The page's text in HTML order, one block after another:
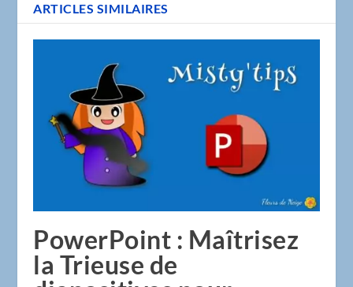
ARTICLES SIMILAIRES
PowerPoint : Maîtrisez
la Trieuse de